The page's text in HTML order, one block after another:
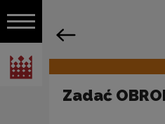
Open navigation
National Centre for Culture
Navigation
Zadać